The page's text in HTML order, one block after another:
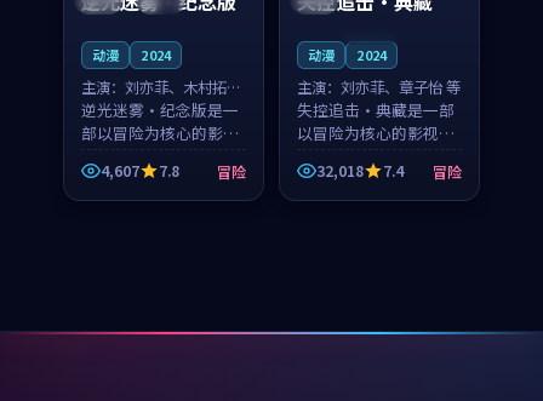
动漫 2024
主演： 刘亦菲、木村拓哉
等
逆光迷雾·纪念版是一
部以冒险为核心的影视
作品，围绕危机、反转
与人物成长展开，整体
节奏紧凑，值得推荐观
4,607 7.8 冒险
动漫 2024
主演： 刘亦菲、章子怡 等
失控追击·典藏是一部
以冒险为核心的影视作
品，围绕危机、反转与
人物成长展开，整体节
奏紧凑，值得推荐观
32,018 7.4 冒险